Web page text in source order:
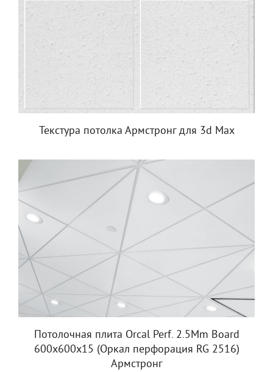
Текстура потолка Армстронг для 3d Max
Потолочная плита Orcal Perf. 2.5Mm Board
600x600x15 (Оркал перфорация RG 2516)
Армстронг